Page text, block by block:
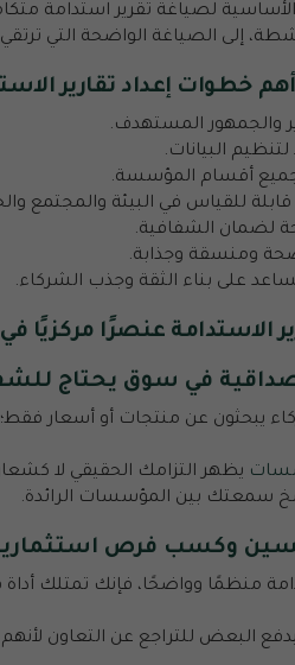
لصياغة تقرير استدامة
إلى الصياغة الواضحة
خطوات إعداد تقارير
والجمهور المستهدف.
البيانات.
أقسام المؤسسة.
للقياس في البيئة والمجتمع
لضمان الشفافية.
ومنسقة وجذابة.
على بناء الثقة وجذب الشركاء.
الاستدامة عنصرًا مركزيًا
في سوق يحتاج
يبحثون عن منتجات أو أسعار
يظهر التزامك الحقيقي لا
سمعتك بين المؤسسات الرائدة.
وكسب فرص
منظمًا وواضحًا، فإنك تمتلك
البعض للتراجع عن التعاون لأنهم